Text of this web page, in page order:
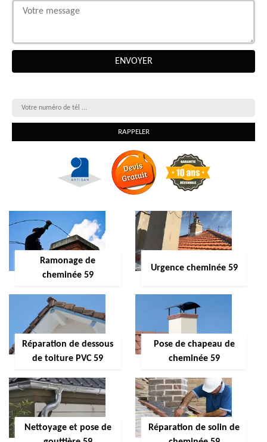
Ramonage de
cheminée 59
Urgence cheminée 59
Réparation de dessous
de toiture PVC 59
Pose de chapeau de
cheminée 59
Nettoyage et pose de
Réparation de solin de